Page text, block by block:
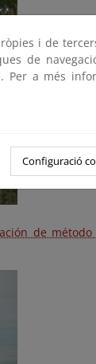
de
i de
de
a més
Configuració